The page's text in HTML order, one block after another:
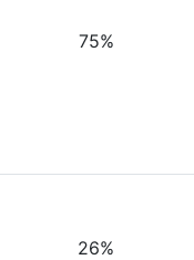
75%
26%